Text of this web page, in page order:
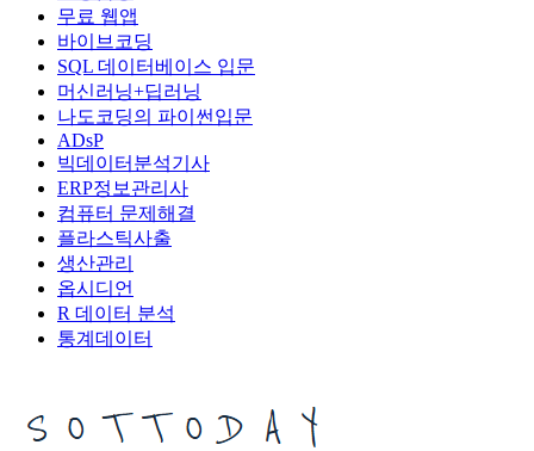
무료 웹앱
바이브코딩
SQL 데이터베이스 입문
머신러닝+딥러닝
나도코딩의 파이썬입문
ADsP
빅데이터분석기사
ERP정보관리사
컴퓨터 문제해결
플라스틱사출
생산관리
옵시디언
R 데이터 분석
통계데이터